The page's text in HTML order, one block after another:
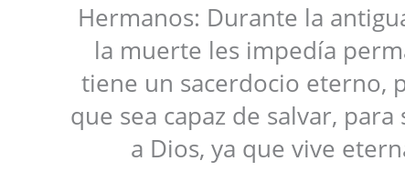
Hermanos: Durante la
la muerte les impedía
tiene un sacerdocio eterno,
que sea capaz de salvar,
a Dios, ya que vive